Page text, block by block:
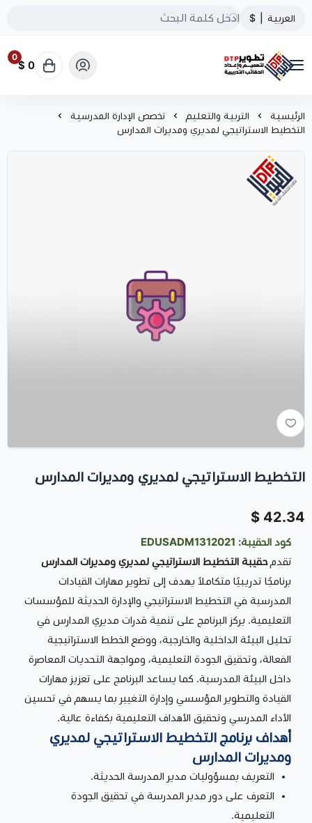
العربية $
تطوير الحقائب التدريبية
0
0 $
الرئيسية التربية والتعليم
تخصص الإدارة المدرسية
التخطيط الاستراتيجي لمديري ومديرات المدارس
التخطيط الاستراتيجي لمديري ومديرات المدارس
42.34 $
كود الحقيبة: EDUSADM1312021
تقدمحقيبة التخطيط الاستراتيجي لمديري ومديرات المدارس
برنامجًا تدريبيًا متكاملاً يهدف إلى تطوير مهارات القيادات
المدرسية في التخطيط الاستراتيجي والإدارة الحديثة للمؤسسات
التعليمية. يركز البرنامج على تنمية قدرات مديري المدارس في
تحليل البيئة الداخلية والخارجية، ووضع الخطط الاستراتيجية
الفعالة، وتحقيق الجودة التعليمية، ومواجهة التحديات المعاصرة
داخل البيئة المدرسية. كما يساعد البرنامج على تعزيز مهارات
القيادة والتطوير المؤسسي وإدارة التغيير بما يسهم في تحسين
الأداء المدرسي وتحقيق الأهداف التعليمية بكفاءة عالية.
أهداف برنامج التخطيط الاستراتيجي لمديري
ومديرات المدارس
التعريف بمسؤوليات مدير المدرسة الحديثة.
التعرف على دور مدير المدرسة في تحقيق الجودة
التعليمية.